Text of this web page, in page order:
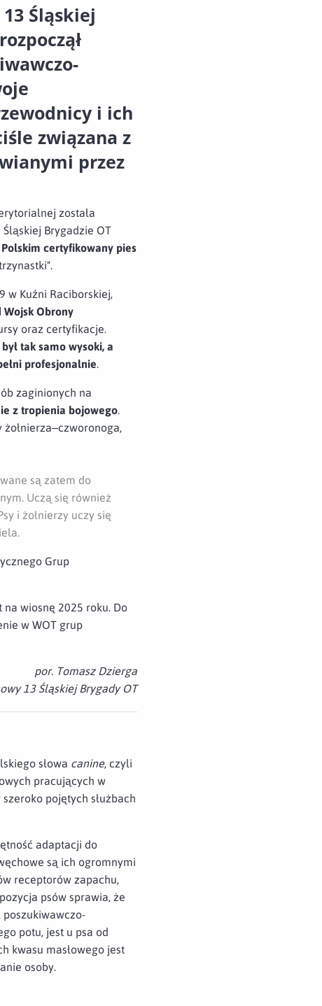
Śląskiej
i ich
związana z
przez
została
Brygadzie OT
certyfikowany pies
w Kuźni Raciborskiej,
Wojsk Obrony
oraz certyfikacje.
tak samo wysoki, a
profesjonalnie.
zaginionych na
z tropienia bojowego.
są zatem do
Uczą się również
i żołnierzy uczy się
Grup
wiosnę 2025 roku. Do
w WOT grup
por. Tomasz Dzierga
13 Śląskiej Brygady OT
słowa canine, czyli
pracujących w
pojętych służbach
adaptacji do
są ich ogromnymi
receptorów zapachu,
psów sprawia, że
poszukiwawczo-
potu, jest u psa od
kwasu masłowego jest
osoby.